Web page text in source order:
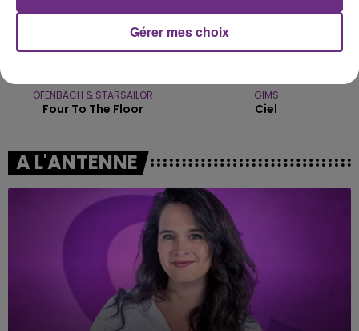
OFENBACH & STARSAILOR
Four To The Floor
GIMS
Ciel
A L'ANTENNE
Gérer mes choix